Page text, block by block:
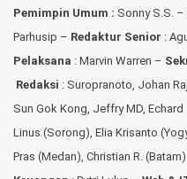
Pemimpin Umum : Sonny S.S. –
Parhusip – Redaktur Senior :
Pelaksana : Marvin Warren –
Redaksi : Suropranoto, Johan
Sun Gok Kong, Jeffry MD,
Linus (Sorong), Elia Krisanto
Pras (Medan), Christian R.